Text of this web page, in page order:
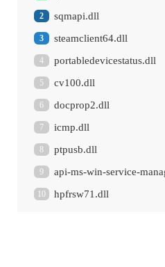
2 sqmapi.dll
3 steamclient64.dll
4 portabledevicestatus.dll
5 cv100.dll
6 docprop2.dll
7 icmp.dll
8 ptpusb.dll
9 api-ms-win-service-
10 hpfrsw71.dll